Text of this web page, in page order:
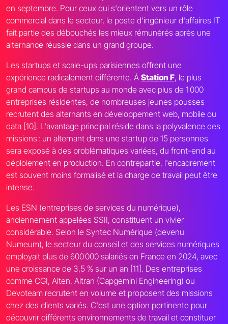
en septembre. Pour ceux qui s'orientent vers un rôle
commercial dans le secteur, le poste d'ingénieur d'affaires IT
fait partie des débouchés les mieux rémunérés après une
alternance réussie dans un grand groupe.
Les startups et scale-ups parisiennes offrent une
expérience radicalement différente. À Station F, le plus
grand campus de startups au monde avec plus de 1 000
entreprises résidentes, de nombreuses jeunes pousses
recrutent des alternants en développement web, mobile ou
data [10]. L'avantage principal réside dans la polyvalence des
missions : un alternant dans une startup de 15 personnes
sera exposé à des problématiques variées, du front-end au
déploiement en production. En contrepartie, l'encadrement
est souvent moins formalisé et la charge de travail peut être
intense.
Les ESN (entreprises de services du numérique),
anciennement appelées SSII, constituent un vivier
considérable. Selon le Syntec Numérique (devenu
Numeum), le secteur du conseil et des services numériques
employait plus de 600 000 salariés en France en 2024, avec
une croissance de 3,5 % sur un an [11]. Des entreprises
comme CGI, Alten, Altran (Capgemini Engineering) ou
Devoteam recrutent en volume et proposent des missions
chez des clients variés. C'est une option pertinente pour
découvrir différents environnements de travail et constituer